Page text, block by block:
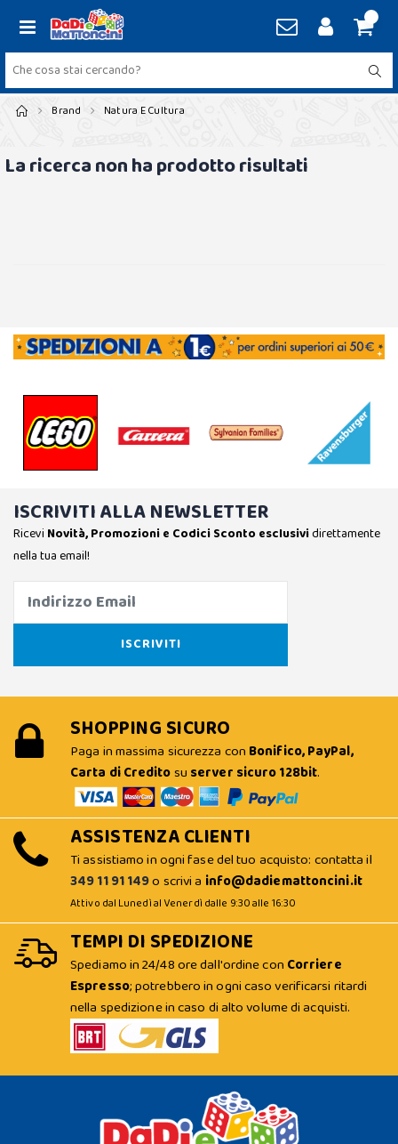
Brand Natura E Cultura
La ricerca non ha prodotto risultati
ISCRIVITI ALLA NEWSLETTER
Ricevi Novità, Promozioni e Codici Sconto esclusividirettamente
nella tua email!
SHOPPING SICURO
Paga in massima sicurezza con Bonifico, PayPal,
Carta di Creditosu server sicuro 128bit.
ASSISTENZA CLIENTI
Ti assistiamo in ogni fase del tuo acquisto: contatta il
349 11 91 149o scrivi a info@dadiemattoncini.it
Attivo dal Lunedì al Venerdì dalle 9:30 alle 16:30
TEMPI DI SPEDIZIONE
Spediamo in 24/48 ore dall'ordine con Corriere
Espresso; potrebbero in ogni caso verificarsi ritardi
nella spedizione in caso di alto volume di acquisti.